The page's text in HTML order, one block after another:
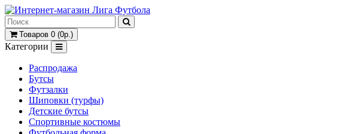
Товаров 0 (0р.)
Категории
Распродажа
Бутсы
Футзалки
Шиповки (турфы)
Детские бутсы
Спортивные костюмы